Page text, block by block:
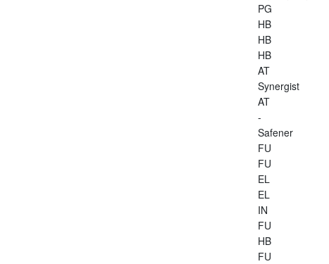
PG
HB
HB
HB
AT
Synergist
AT
-
Safener
FU
FU
EL
EL
IN
FU
HB
FU